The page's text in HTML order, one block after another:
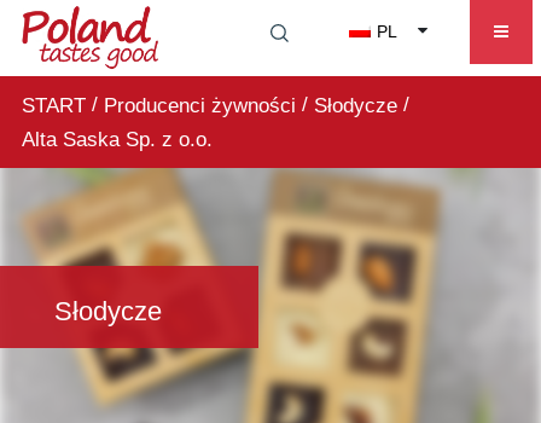
PL
START/ Producenci żywności / Słodycze/
Alta Saska Sp. z o.o.
Słodycze